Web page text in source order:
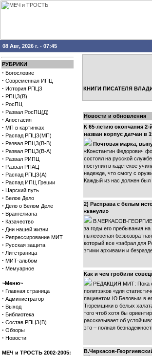
08 Авг, 2026 г. - 07:45
РУБРИКИ
· Богословие
· Современная ИПЦ
· История РПЦЗ
· РПЦЗ(В)
· РосПЦ
· Развал РосПЦ(Д)
· Апостасия
· МП в картинках
· Распад РПЦЗ(МП)
· Развал РПЦЗ(В-В)
· Развал РПЦЗ(В-А)
· Развал РИПЦ
· Развал РПАЦ
· Распад РПЦЗ(А)
· Распад ИПЦ Греции
· Царский путь
· Белое Дело
· Дело о Белом Деле
· Врангелиана
· Казачество
· Дни нашей жизни
· Репрессирование МИТ
· Русская защита
· Литстраница
· МИТ-альбом
· Мемуарное
~Меню~
· Главная страница
· Администратор
· Выход
· Библиотека
· Состав РПЦЗ(В)
· Обзоры
· Новости
МЕЧ и ТРОСТЬ 2002-2005:
КНИГИ ПИСАТЕЛЯ
Новости и обновления
К 65-летию окончания
назван корпус датчан в
Почтовая марка,
«Константин Федорович
состоял на русской
поступил в кадетское
надежде, что смогу с
Каждый из нас должен
2) Расправа с белым
«канули»
В.ЧЕРКАСОВ-
за годы его пребывания
пылесосная
который все «забрал для
этими архивами и
Как и чем гробили
РЕДАКЦИЯ МИТ: Пока с
политзэков «для
пациентом Ю.Беловым в
Тюремщики в белых
того чтоб хотя бы
рассказывает об
это – полная
В.Черкасов-